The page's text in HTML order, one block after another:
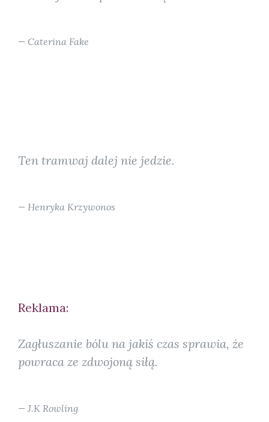
Caterina Fake
Ten tramwaj dalej nie jedzie.
Henryka Krzywonos
Reklama:
Zagłuszanie bólu na jakiś czas sprawia, że
powraca ze zdwojoną siłą.
J.K Rowling